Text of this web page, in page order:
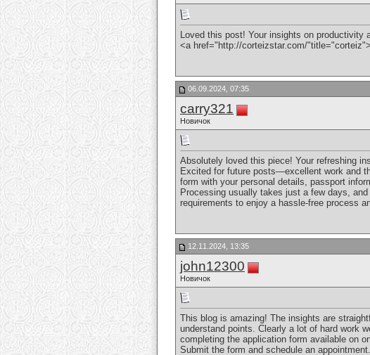
Loved this post! Your insights on
<a href="http://corteizstar.com/
06.09.2024, 07:35
carry321
Новичок
Absolutely loved this piece! Your refreshing
Excited for future posts—excellent work and
form with your personal details, passport
Processing usually takes just a few days,
requirements to enjoy a hassle-free process
12.11.2024, 13:35
john12300
Новичок
This blog is amazing! The insights are
understand points. Clearly a lot of hard work
completing the application form available on
Submit the form and schedule an